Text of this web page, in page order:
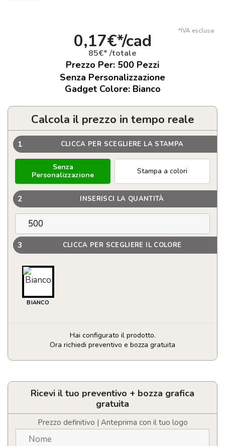
*IVA esclusa
0,17€*/cad
85€* /totale
Prezzo Per: 500 Pezzi
Senza Personalizzazione
Gadget Colore: Bianco
Calcola il prezzo in tempo reale
1 CLICCA PER SCEGLIERE LA STAMPA
Senza
Personalizzazione
Stampa a colori
2 INSERISCI LA QUANTITÀ
3 CLICCA PER SCEGLIERE IL COLORE
BIANCO
Hai configurato il prodotto.
Ora richiedi preventivo e bozza gratuita
Panno
occhiali
personalizzato
microfibra
quantità
Ricevi il tuo preventivo + bozza grafica
gratuita
Prezzo definitivo | Anteprima con il tuo logo